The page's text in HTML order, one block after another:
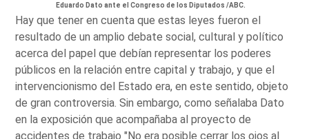
Eduardo Dato ante el Congreso de los Diputados /ABC.
Hay que tener en cuenta que estas leyes fueron el
resultado de un amplio debate social, cultural y político
acerca del papel que debían representar los poderes
públicos en la relación entre capital y trabajo, y que el
intervencionismo del Estado era, en este sentido, objeto
de gran controversia. Sin embargo, como señalaba Dato
en la exposición que acompañaba al proyecto de
accidentes de trabajo "No era posible cerrar los ojos al